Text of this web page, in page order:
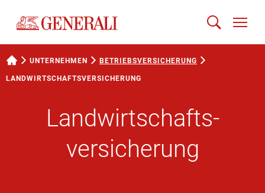
UNTERNEHMEN BETRIEBS­VERSICHERUNG
LANDWIRTSCHAFTS­­VERSICHERUNG
Landwirtschafts­
versicherung